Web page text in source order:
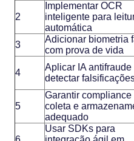
2
Implementar OCR
inteligente para
automática
3
Adicionar biometria
com prova de vida
4
Aplicar IA antifraude
detectar
5
Garantir compliance
coleta e
adequado
Usar SDKs para